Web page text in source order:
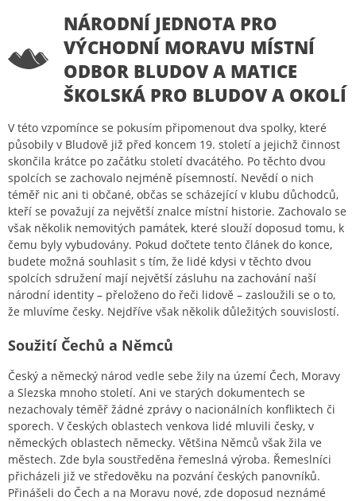
NÁRODNÍ JEDNOTA PRO
VÝCHODNÍ MORAVU MÍSTNÍ
ODBOR BLUDOV A MATICE
ŠKOLSKÁ PRO BLUDOV A OKOLÍ
V této vzpomínce se pokusím připomenout dva spolky, které
působily v Bludově již před koncem 19. století a jejichž činnost
skončila krátce po začátku století dvacátého. Po těchto dvou
spolcích se zachovalo nejméně písemností. Nevědí o nich
téměř nic ani ti občané, občas se scházející v klubu důchodců,
kteří se považují za největší znalce místní historie. Zachovalo se
však několik nemovitých památek, které slouží doposud tomu, k
čemu byly vybudovány. Pokud dočtete tento článek do konce,
budete možná souhlasit s tím, že lidé kdysi v těchto dvou
spolcích sdružení mají největší zásluhu na zachování naší
národní identity – přeloženo do řeči lidově – zasloužili se o to,
že mluvíme česky. Nejdříve však několik důležitých souvislostí.
Soužití Čechů a Němců
Český a německý národ vedle sebe žily na území Čech, Moravy
a Slezska mnoho století. Ani ve starých dokumentech se
nezachovaly téměř žádné zprávy o nacionálních konfliktech či
sporech. V českých oblastech venkova lidé mluvili česky, v
německých oblastech německy. Většina Němců však žila ve
městech. Zde byla soustředěna řemeslná výroba. Řemeslníci
přicházeli již ve středověku na pozvání českých panovníků.
Přinášeli do Čech a na Moravu nové, zde doposud neznámé